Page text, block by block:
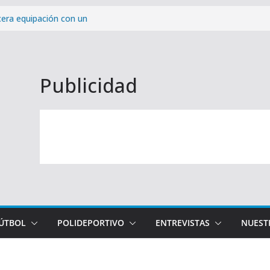
equipación con un
victoria de la pretemporada
del Sol: cómo y cuándo
de abonados con un 99,96%
CF – Levante UD de la
Publicidad
POLIDEPORTIVO ENTREVISTAS